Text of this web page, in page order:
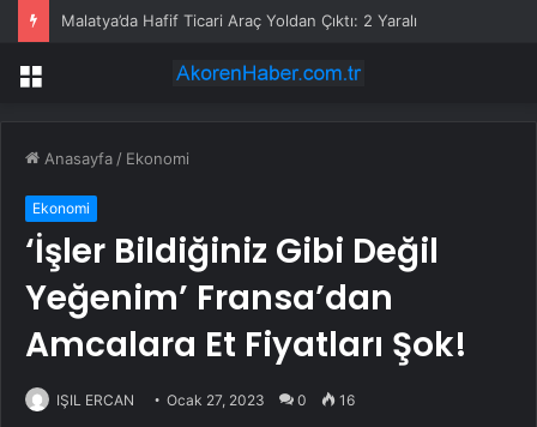
Malatya’da Hafif Ticari Araç Yoldan Çıktı: 2 Yaralı
Menü
Anasayfa / Ekonomi
Ekonomi
‘İşler Bildiğiniz Gibi Değil
Yeğenim’ Fransa’dan
Amcalara Et Fiyatları Şok!
IŞIL ERCAN Ocak 27, 2023 0 16